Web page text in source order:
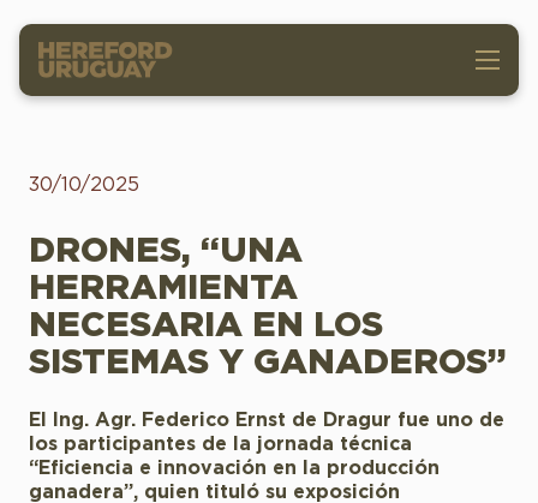
30/10/2025
DRONES, “UNA
HERRAMIENTA
NECESARIA EN LOS
SISTEMAS Y GANADEROS”
El Ing. Agr. Federico Ernst de Dragur fue uno de
los participantes de la jornada técnica
“Eficiencia e innovación en la producción
ganadera”, quien tituló su exposición